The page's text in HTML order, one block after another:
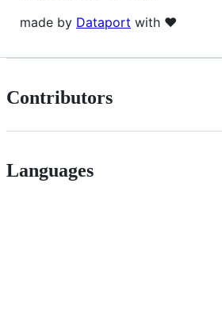
made by Dataport with ❤️
Contributors
Languages